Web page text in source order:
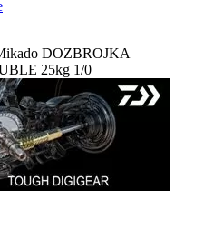
DOZBROJKA
25kg 1/0